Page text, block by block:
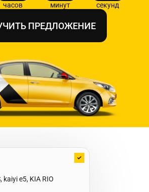
часов минут секунд
ПРЕДЛОЖЕНИЕ
kaiyi e5, KIA RIO